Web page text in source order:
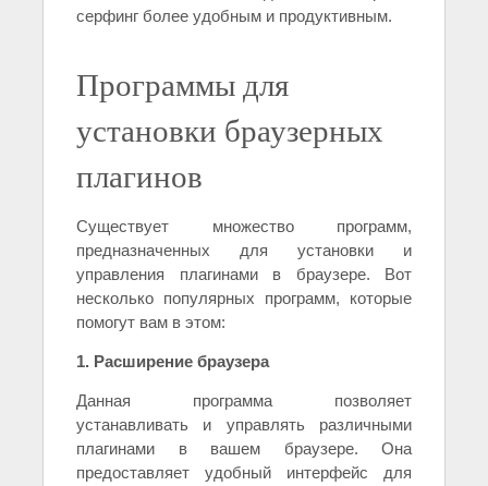
серфинг более удобным и продуктивным.
Программы для
установки браузерных
плагинов
Существует множество программ,
предназначенных для установки и
управления плагинами в браузере. Вот
несколько популярных программ, которые
помогут вам в этом:
1. Расширение браузера
Данная программа позволяет
устанавливать и управлять различными
плагинами в вашем браузере. Она
предоставляет удобный интерфейс для